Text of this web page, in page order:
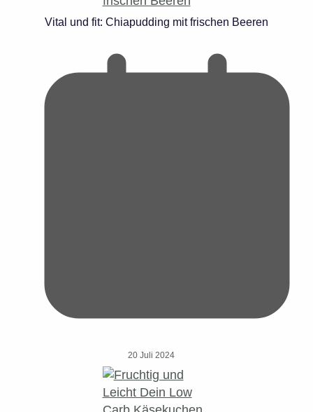
Vital und fit: Chiapudding mit frischen Beeren
20 Juli 2024